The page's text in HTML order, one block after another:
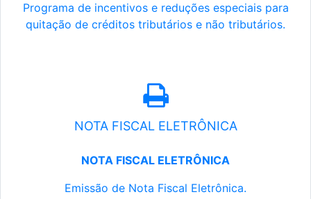
Programa de incentivos e reduções especiais para
quitação de créditos tributários e não tributários.
NOTA FISCAL ELETRÔNICA
NOTA FISCAL ELETRÔNICA
Emissão de Nota Fiscal Eletrônica.